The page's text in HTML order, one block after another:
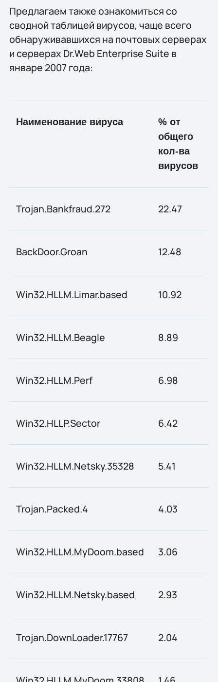
Предлагаем также ознакомиться со
сводной таблицей вирусов, чаще всего
обнаруживавшихся на почтовых серверах
и серверах Dr.Web Enterprise Suite в
январе 2007 года:
Наименование вируса
% от
общего
кол-ва
вирусов
Trojan.Bankfraud.272 22.47
BackDoor.Groan 12.48
Win32.HLLM.Limar.based 10.92
Win32.HLLM.Beagle 8.89
Win32.HLLM.Perf 6.98
Win32.HLLP.Sector 6.42
Win32.HLLM.Netsky.35328 5.41
Trojan.Packed.4 4.03
Win32.HLLM.MyDoom.based 3.06
Win32.HLLM.Netsky.based 2.93
Trojan.DownLoader.17767 2.04